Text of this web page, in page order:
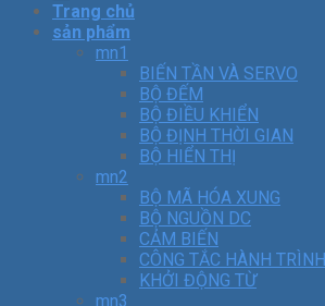
Trang chủ
sản phẩm
mn1
BIẾN TẦN VÀ SERVO
BỘ ĐẾM
BỘ ĐIỀU KHIỂN
BỘ ĐỊNH THỜI GIAN
BỘ HIỂN THỊ
mn2
BỘ MÃ HÓA XUNG
BỘ NGUỒN DC
CẢM BIẾN
CÔNG TẮC HÀNH TRÌNH
KHỞI ĐỘNG TỪ
mn3